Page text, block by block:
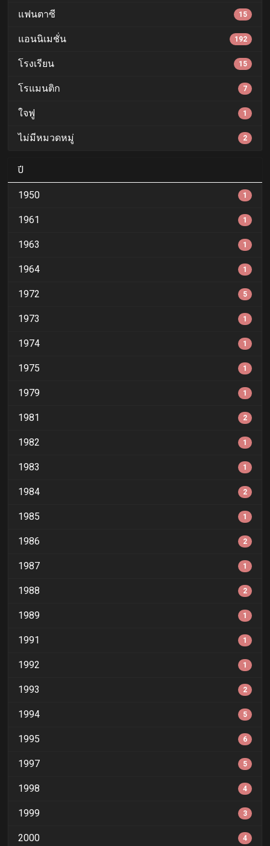
แฟนตาซี 15
แอนนิเมชั่น 192
โรงเรียน 15
โรแมนติก 7
ใจฟู 1
ไม่มีหมวดหมู่ 2
ปี
1950 1
1961 1
1963 1
1964 1
1972 5
1973 1
1974 1
1975 1
1979 1
1981 2
1982 1
1983 1
1984 2
1985 1
1986 2
1987 1
1988 2
1989 1
1991 1
1992 1
1993 2
1994 5
1995 6
1997 5
1998 4
1999 3
2000 4